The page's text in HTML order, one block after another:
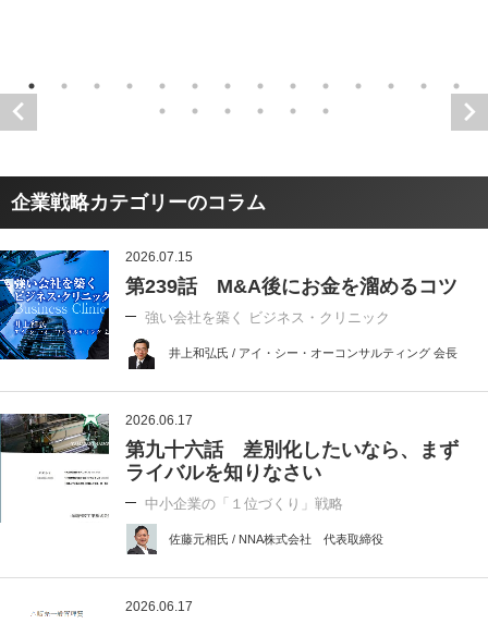
企業戦略カテゴリーのコラム
2026.07.15
第239話 M&A後にお金を溜めるコツ
強い会社を築く ビジネス・クリニック
井上和弘氏 / アイ・シー・オーコンサルティング 会長
2026.06.17
第九十六話 差別化したいなら、まず
ライバルを知りなさい
中小企業の「１位づくり」戦略
佐藤元相氏 / NNA株式会社 代表取締役
2026.06.17